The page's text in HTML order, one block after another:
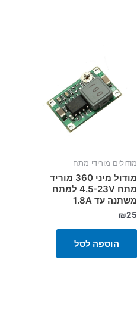
מודולים מורידי מתח
מודול מיני 360 מוריד
מתח 4.5-23V למתח
משתנה עד 1.8A
₪25
הוספה לסל